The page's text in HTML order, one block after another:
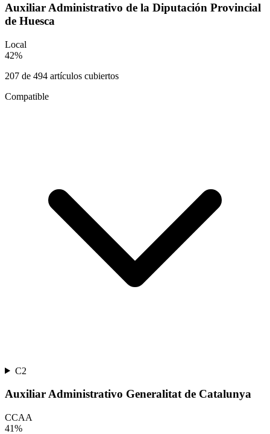
Auxiliar Administrativo de la Diputación Provincial
de Huesca
Local
42%
207 de 494 artículos cubiertos
Compatible
C2
Auxiliar Administrativo Generalitat de Catalunya
CCAA
41%